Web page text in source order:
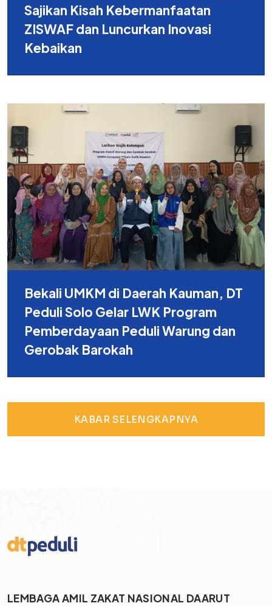
Sajikan Kisah Kebermanfaatan
ZISWAF dan Luncurkan Inovasi
Kebaikan
Bekali UMKM di Daerah Kauman, DT
Peduli Solo Gelar LWK Program
Pemberdayaan Peduli Warung dan
Gerobak Barokah
KABAR SELENGKAPNYA
LEMBAGA AMIL ZAKAT NASIONAL DAARUT